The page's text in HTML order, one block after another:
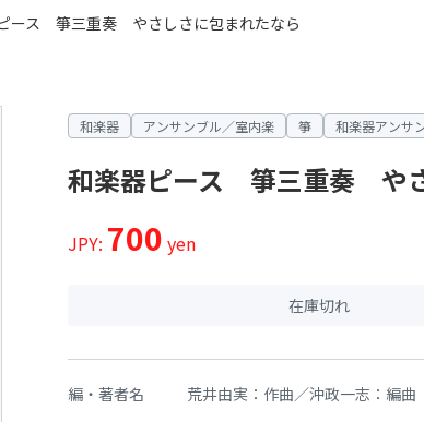
ース 箏三重奏 やさしさに包まれたなら
和楽器 アンサンブル／室内楽 箏 和楽器アンサ
和楽器ピース 箏三重奏 や
JPY: 700 yen
在庫切れ
編・著者名
荒井由実：作曲／沖政一志：編曲